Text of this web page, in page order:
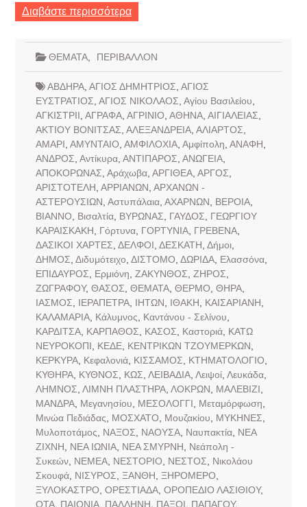
Διαβάστε περισσότερα
ΘΕΜΑΤΑ, ΠΕΡΙΒΑΛΛΟΝ
ΑΒΔΗΡΑ, ΑΓΙΟΣ ΔΗΜΗΤΡΙΟΣ ΑΓΙΟΣ
ΕΥΣΤΡΑΤΙΟΣ ΑΓΙΟΣ ΝΙΚΟΛΑΟΣ Αγίου Βασιλείου
ΑΓΚΙΣΤΡΙΙ ΑΓΡΑΦΑ, ΑΓΡΙΝΙΟ ΑΘΗΝΑ, ΑΙΓΙΑΛΕΙΑΣ
ΑΚΤΙΟΥ ΒΟΝΙΤΣΑΣ ΑΛΕΞΑΝΔΡΕΙΑ, ΑΛΙΑΡΤΟΣ
ΑΜΑΡΙ ΑΜΥΝΤΑΙΟ ΑΜΦΙΛΟΧΙΑ, Αμφίπολη ΑΝΑΦΗ
ΑΝΔΡΟΣ Αντίκυρα, ΑΝΤΙΠΑΡΟΣ ΑΝΩΓΕΙΑ,
ΑΠΟΚΟΡΩΝΑΣ Αράχωβα, ΑΡΓΙΘΕΑ, ΑΡΓΟΣ
ΑΡΙΣΤΟΤΕΛΗ ΑΡΡΙΑΝΩΝ ΑΡΧΑΝΩΝ -
ΑΣΤΕΡΟΥΣΙΩΝ Αστυπάλαια, ΑΧΑΡΝΩΝ ΒΕΡΟΙΑ,
ΒΙΑΝΝΟ
Βισαλτία, ΒΥΡΩΝΑΣ ΓΑΥΔΟΣ
ΓΕΩΡΓΙΟΥ
ΚΑΡΑΙΣΚΑΚΗ
Γόρτυνα, ΓΟΡΤΥΝΙΑ, ΓΡΕΒΕΝΑ,
ΔΑΣΙΚΟΙ ΧΑΡΤΕΣ ΔΕΛΦΟΙ ΔΕΣΚΑΤΗ Δήμοι,
ΔΗΜΟΣ Διδυμότειχο ΔΙΣΤΟΜΟ ΔΩΡΙΔΑ, Ελασσόνα,
ΕΠΙΔΑΥΡΟΣ
Ερμιόνη ΖΑΚΥΝΘΟΣ ΖΗΡΟΣ
ΖΩΓΡΑΦΟΥ, ΘΑΣΟΣ ΘΕΜΑΤΑ, ΘΕΡΜΟ ΘΗΡΑ,
ΙΑΣΜΟΣ
ΙΕΡΑΠΕΤΡΑ, ΙΗΤΩΝ ΙΘΑΚΗ ΚΑΙΣΑΡΙΑΝΗ
ΚΑΛΑΜΑΡΙΑ, Κάλυμνος Καντάνου - Σελίνου
ΚΑΡΔΙΤΣΑ, ΚΑΡΠΑΘΟΣ ΚΑΣΟΣ Καστοριά, ΚΑΤΩ
ΝΕΥΡΟΚΟΠΙ
ΚΕΔΕ, ΚΕΝΤΡΙΚΩΝ ΤΖΟΥΜΕΡΚΩΝ
ΚΕΡΚΥΡΑ, Κεφαλονιά, ΚΙΣΣΑΜΟΣ ΚΤΗΜΑΤΟΛΟΓΙΟ
ΚΥΘΗΡΑ, ΚΥΘΝΟΣ ΚΩΣ ΛΕΙΒΑΔΙΑ, Λειψοί, Λευκάδα,
ΛΗΜΝΟΣ ΛΙΜΝΗ ΠΛΑΣΤΗΡΑ, ΛΟΚΡΩΝ ΜΑΛΕΒΙΖΙ
ΜΑΝΔΡΑ, Μεγανησίου ΜΕΣΟΛΟΓΓΙ Μεταμόρφωση
Μινώα Πεδιάδας
ΜΟΣΧΑΤΟ Μουζακίου ΜΥΚΗΝΕΣ
Μυλοποτάμος
ΝΑΞΟΣ ΝΑΟΥΣΑ, Ναυπακτία, ΝΕΑ
ΖΙΧΝΗ
ΝΕΑ ΙΩΝΙΑ, ΝΕΑ ΣΜΥΡΝΗ
Νεάπολη -
Συκεών, ΝΕΜΕΑ, ΝΕΣΤΟΡΙΟ ΝΕΣΤΟΣ
Νικολάου
Σκουφά, ΝΙΣΥΡΟΣ ΞΑΝΘΗ ΞΗΡΟΜΕΡΟ
ΞΥΛΟΚΑΣΤΡΟ ΟΡΕΣΤΙΑΔΑ, ΟΡΟΠΕΔΙΟ ΛΑΣΙΘΙΟΥ,
ΟΤΑ, ΠΑΙΟΝΙΑ, ΠΑΛΛΗΝΗ ΠΑΞΟΙ ΠΑΠΑΓΟΥ,